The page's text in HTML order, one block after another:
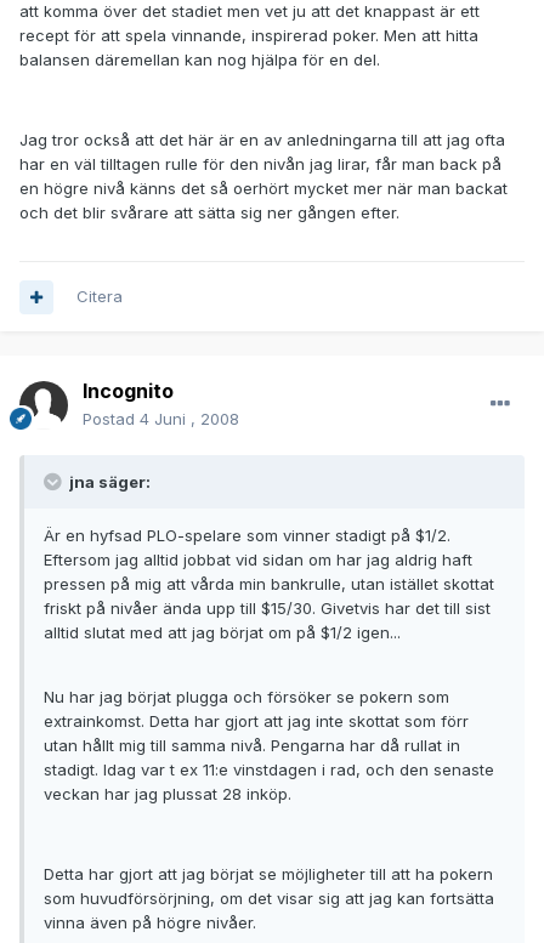
att komma över det stadiet men vet ju att det knappast är ett
recept för att spela vinnande, inspirerad poker. Men att hitta
balansen däremellan kan nog hjälpa för en del.
Jag tror också att det här är en av anledningarna till att jag ofta
har en väl tilltagen rulle för den nivån jag lirar, får man back på
en högre nivå känns det så oerhört mycket mer när man backat
och det blir svårare att sätta sig ner gången efter.
Citera
Incognito
Postad 4 Juni , 2008
jna säger:
Är en hyfsad PLO-spelare som vinner stadigt på $1/2.
Eftersom jag alltid jobbat vid sidan om har jag aldrig haft
pressen på mig att vårda min bankrulle, utan istället skottat
friskt på nivåer ända upp till $15/30. Givetvis har det till sist
alltid slutat med att jag börjat om på $1/2 igen...
Nu har jag börjat plugga och försöker se pokern som
extrainkomst. Detta har gjort att jag inte skottat som förr
utan hållt mig till samma nivå. Pengarna har då rullat in
stadigt. Idag var t ex 11:e vinstdagen i rad, och den senaste
veckan har jag plussat 28 inköp.
Detta har gjort att jag börjat se möjligheter till att ha pokern
som huvudförsörjning, om det visar sig att jag kan fortsätta
vinna även på högre nivåer.